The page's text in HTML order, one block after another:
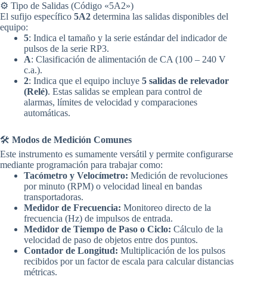
⚙️ Tipo de Salidas (Código «5A2»)
El sufijo específico 5A2 determina las salidas disponibles del
equipo:
5: Indica el tamaño y la serie estándar del indicador de
pulsos de la serie RP3.
A: Clasificación de alimentación de CA (100 – 240 V
c.a.).
2: Indica que el equipo incluye 5 salidas de relevador
(Relé). Estas salidas se emplean para control de
alarmas, límites de velocidad y comparaciones
automáticas.
🛠️ Modos de Medición Comunes
Este instrumento es sumamente versátil y permite configurarse
mediante programación para trabajar como:
Tacómetro y Velocímetro: Medición de revoluciones
por minuto (RPM) o velocidad lineal en bandas
transportadoras.
Medidor de Frecuencia: Monitoreo directo de la
frecuencia (Hz) de impulsos de entrada.
Medidor de Tiempo de Paso o Ciclo: Cálculo de la
velocidad de paso de objetos entre dos puntos.
Contador de Longitud: Multiplicación de los pulsos
recibidos por un factor de escala para calcular distancias
métricas.